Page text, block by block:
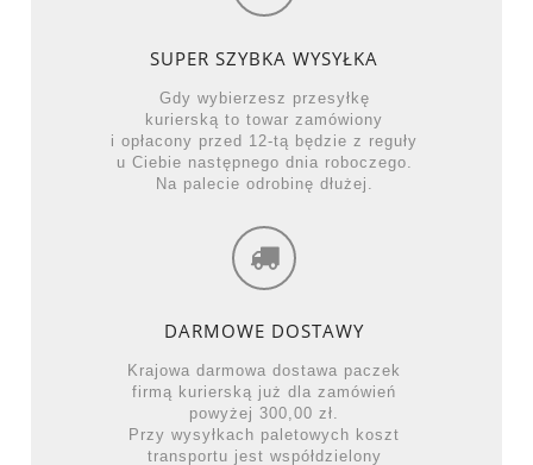
SUPER SZYBKA WYSYŁKA
Gdy wybierzesz przesyłkę
kurierską to towar zamówiony
i opłacony przed 12-tą będzie z reguły
u Ciebie następnego dnia roboczego.
Na palecie odrobinę dłużej.
DARMOWE DOSTAWY
Krajowa darmowa dostawa paczek
firmą kurierską już dla zamówień
powyżej 300,00 zł.
Przy wysyłkach paletowych koszt
transportu jest współdzielony